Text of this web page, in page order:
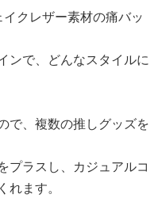
クレザー素材の痛バッ
ンで、どんなスタイルに
で、複数の推しグッズを
プラスし、カジュアルコ
ます。